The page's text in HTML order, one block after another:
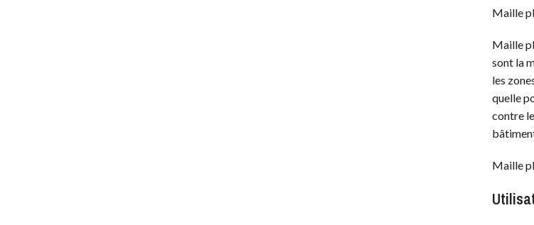
Maille
Maille
sont la
les
quelle
contre
Maille